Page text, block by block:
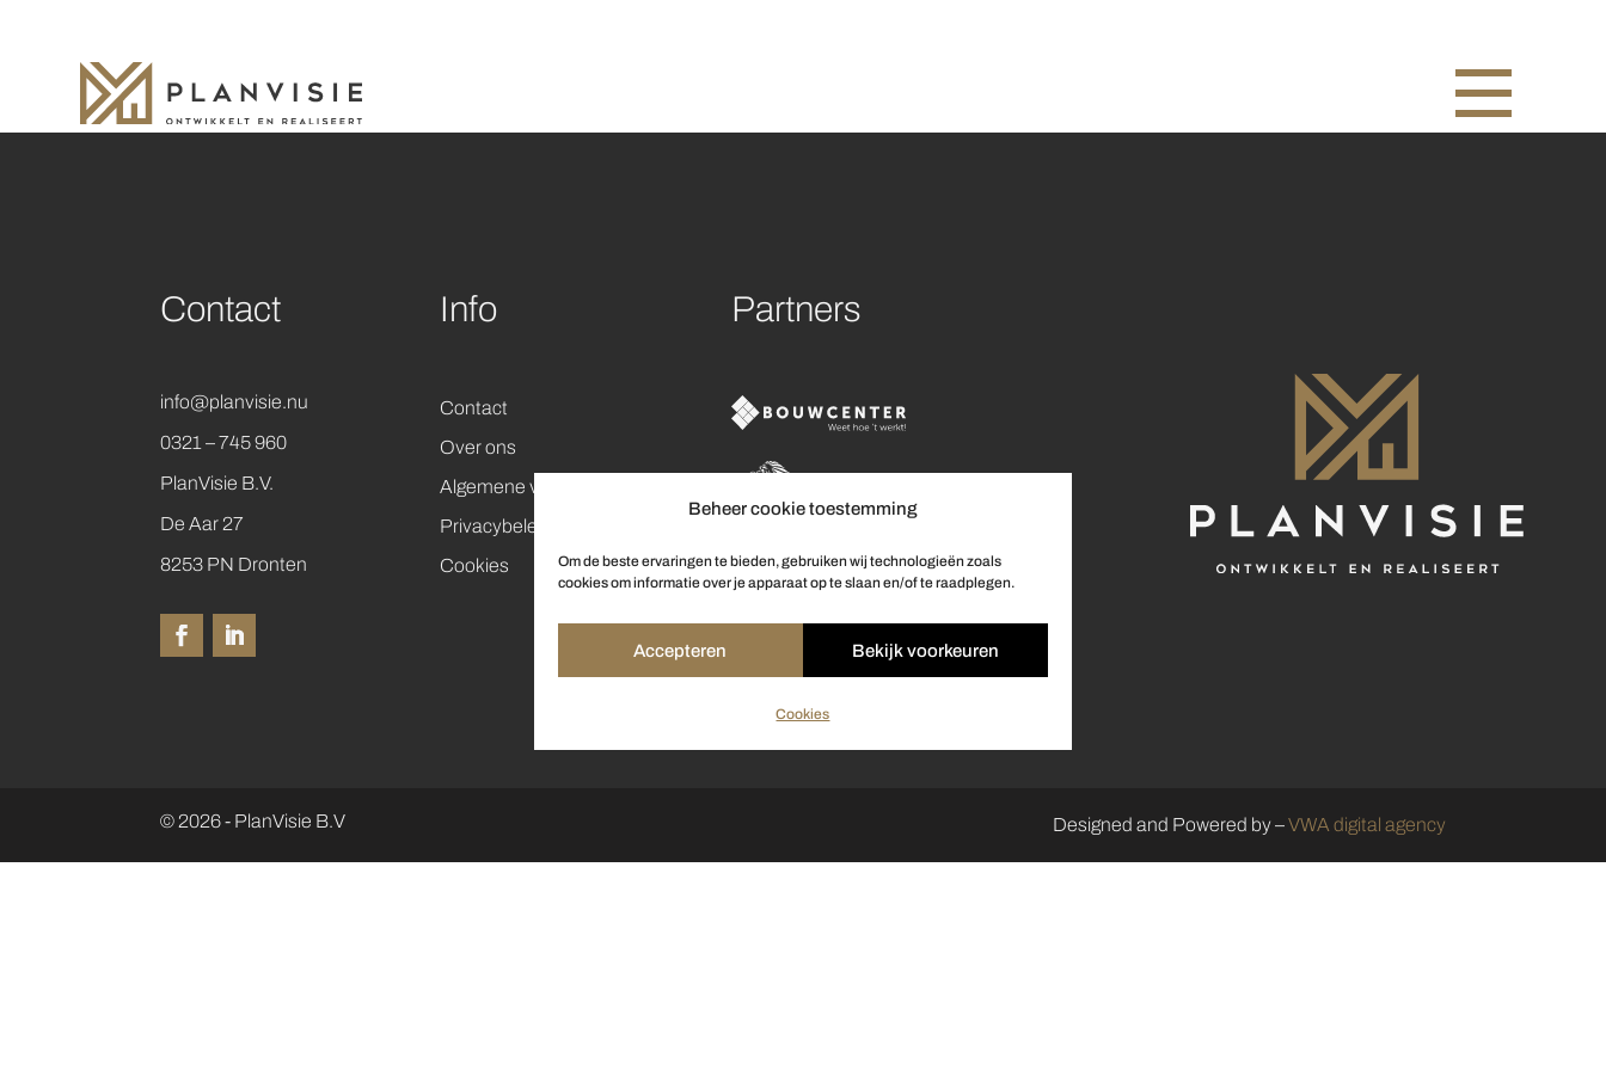
Beheer cookie toestemming
Om de beste ervaringen te bieden, gebruiken wij technologieën zoals
cookies om informatie over je apparaat op te slaan en/of te raadplegen.
Accepteren Bekijk voorkeuren
Cookies
Contact
info@planvisie.nu
0321 – 745 960
PlanVisie B.V.
De Aar 27
8253 PN Dronten
Info
Contact
Over ons
Algemene voorwaarden
Privacybeleid
Cookies
Partners
© 2026 - PlanVisie B.V Designed and Powered by –VWA digital agency